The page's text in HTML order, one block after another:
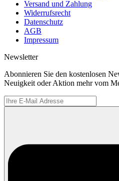
Versand und Zahlung
Widerrufsrecht
Datenschutz
AGB
Impressum
Newsletter
Abonnieren Sie den kostenlosen
Neuigkeit oder Aktion mehr vom